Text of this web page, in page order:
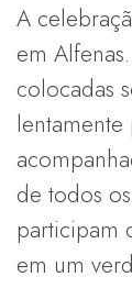
A
em
colocadas
lentamente
de todos
participam
em um